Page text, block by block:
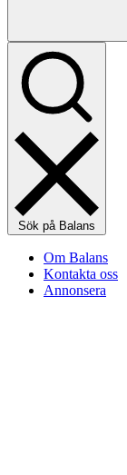
Sök på Balans
Om Balans
Kontakta oss
Annonsera